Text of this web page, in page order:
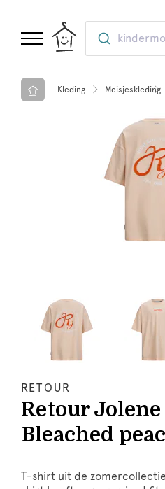
Kleding Meisjeskleding
RETOUR
Retour
Bleached
T-shirt uit de